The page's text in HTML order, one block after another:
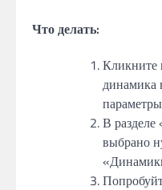
Что делать:
Кликните
динамика
В разделе
выбрано